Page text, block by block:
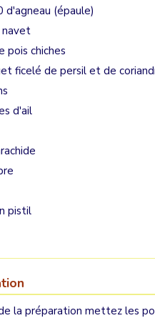
d'agneau (épaule)
navet
pois chiches
ficelé de persil et de
d'ail
pistil
la préparation mettez les